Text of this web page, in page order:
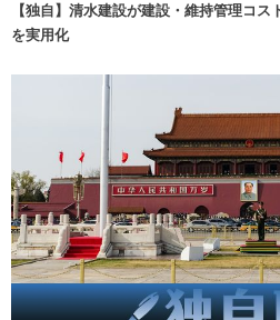
【独自】清水建設が建設・維持管理コ
を実用化